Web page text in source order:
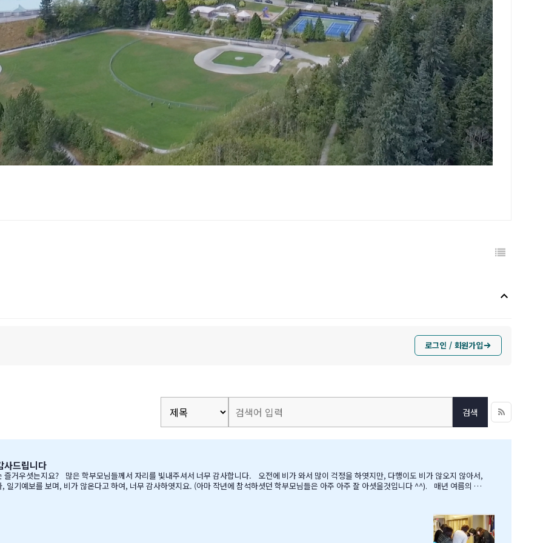
keyboard_arrow_up
로그인 / 회원가입
검색
사드립니다
보를 보며, 비가 않온다고 하여, 너무 감사하엿지요. (아마 작년에 참석하셧던 학부모님들은 아주 아주 잘 아셧을것입니다 ^^). 매년 여름의 B
요하신 생필품(?)이 무